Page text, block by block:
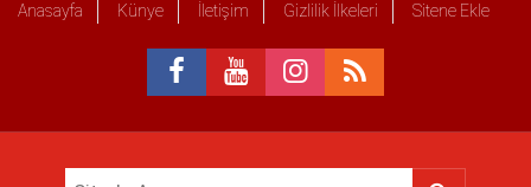
Anasayfa Künye İletişim Gizlilik İlkeleri Sitene Ekle